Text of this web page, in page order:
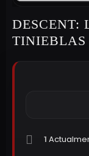
DESCENT:
TINIEBLAS
1